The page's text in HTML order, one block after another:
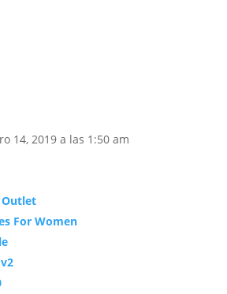
14, 2019 a las 1:50 am
Outlet
For Women